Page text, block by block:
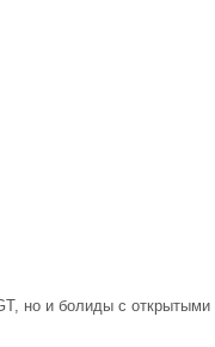
но и болиды с